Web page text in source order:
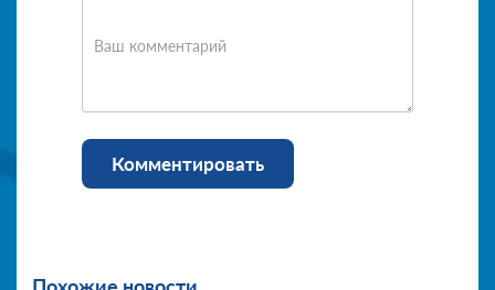
Ваш комментарий
Комментировать